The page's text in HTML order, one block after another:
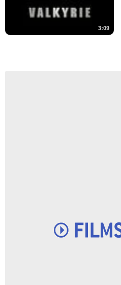
3:09